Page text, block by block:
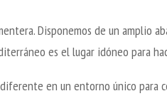
Disponemos de un
es el lugar idóneo para
en un entorno único para